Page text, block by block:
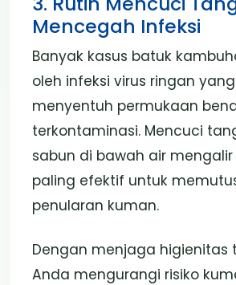
Mencegah Infeksi
Banyak kasus batuk
oleh infeksi virus ringan
menyentuh permukaan
terkontaminasi. Mencuci
sabun di bawah air
paling efektif untuk
penularan kuman.
Dengan menjaga higienitas
Anda mengurangi risiko